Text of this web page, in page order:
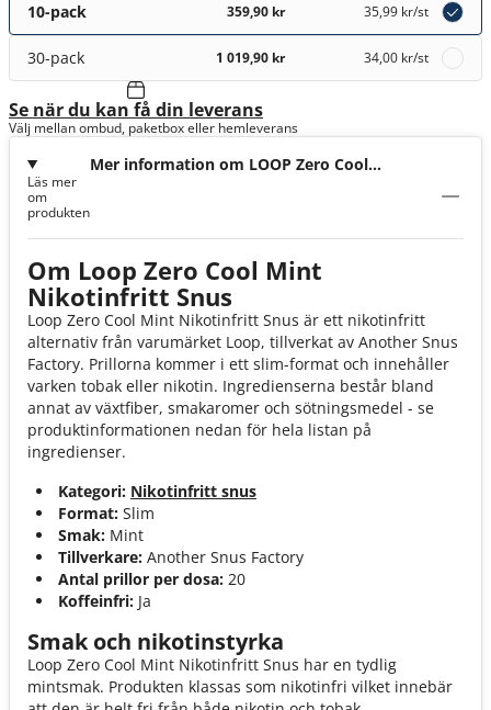
10-pack 359,90 kr 35,99 kr/st
30-pack 1 019,90 kr 34,00 kr/st
Se när du kan få din leverans
Välj mellan ombud, paketbox eller hemleverans
Mer information om LOOP Zero Cool
Läs mer
om
produkten
Om Loop Zero Cool Mint
Nikotinfritt Snus
Loop Zero Cool Mint Nikotinfritt Snus är ett nikotinfritt
alternativ från varumärket Loop, tillverkat av Another Snus
Factory. Prillorna kommer i ett slim-format och innehåller
varken tobak eller nikotin. Ingredienserna består bland
annat av växtfiber, smakaromer och sötningsmedel - se
produktinformationen nedan för hela listan på
ingredienser.
Kategori: Nikotinfritt snus
Format: Slim
Smak: Mint
Tillverkare: Another Snus Factory
Antal prillor per dosa: 20
Koffeinfri: Ja
Smak och nikotinstyrka
Loop Zero Cool Mint Nikotinfritt Snus har en tydlig
mintsmak. Produkten klassas som nikotinfri vilket innebär